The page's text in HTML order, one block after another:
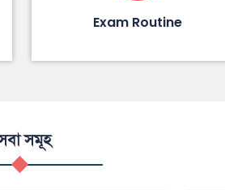
Exam Routine
সমূহ